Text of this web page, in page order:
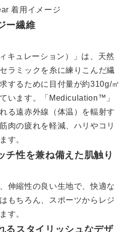
ー繊維
キュレーション）」は、天然
ラミックを糸に練りこんだ繊
するために目付量が約310g/㎡
います。「Mediculation™」
る遠赤外線（体温）を輻射す
肉の疲れを軽減、ハリやコリ
す。
チ性を兼ね備えた肌触り
伸縮性の良い生地で、快適な
もちろん、スポーツからレジ
す。
るスタイリッシュなデザ